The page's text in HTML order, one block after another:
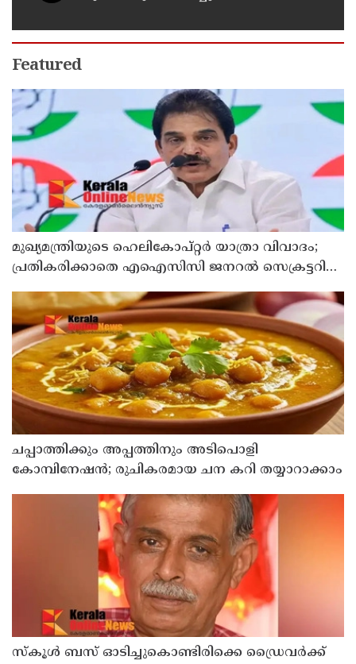
Featured
മുഖ്യമന്ത്രിയുടെ ഹെലികോപ്റ്റര്‍ യാത്രാ വിവാദം;
പ്രതികരിക്കാതെ എഐസിസി ജനറല്‍ സെക്രട്ടറി
ചപ്പാത്തിക്കും അപ്പത്തിനും അടിപൊളി
കോമ്പിനേഷൻ; രുചികരമായ ചന കറി തയ്യാറാക്കാം
സ്കൂൾ ബസ് ഓടിച്ചുകൊണ്ടിരിക്കെ ഡ്രൈവർക്ക്